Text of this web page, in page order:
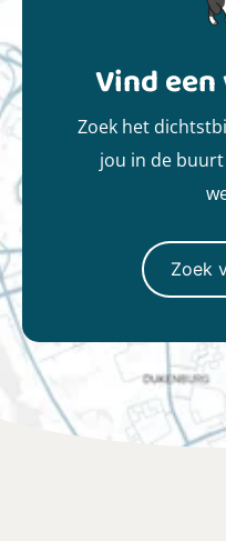
Vind
Zoek het
jou in de
Zoek